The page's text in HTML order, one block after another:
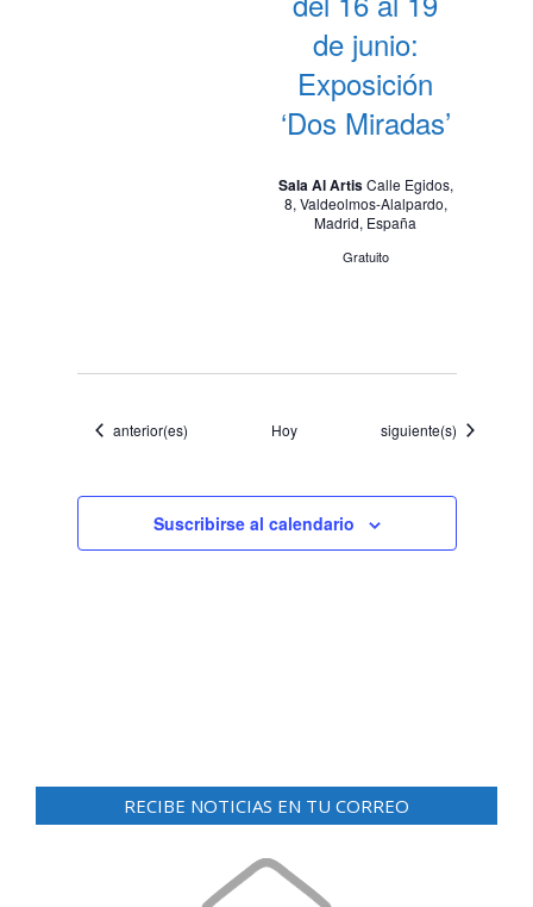
de junio:
Exposición
‘Dos Miradas’
Sala Al ArtisCalle Egidos,
8, Valdeolmos-Alalpardo,
Madrid, España
Gratuito
Eventos
anterior(es) Hoy Eventos
siguiente(s)
Suscribirse al calendario
RECIBE NOTICIAS EN TU CORREO